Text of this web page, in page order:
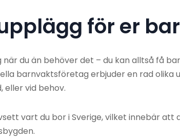
för er
du än behöver det – du kan alltså få
barnvaktsföretag erbjuder en rad olika
eller vid behov.
vart du bor i Sverige, vilket innebär att